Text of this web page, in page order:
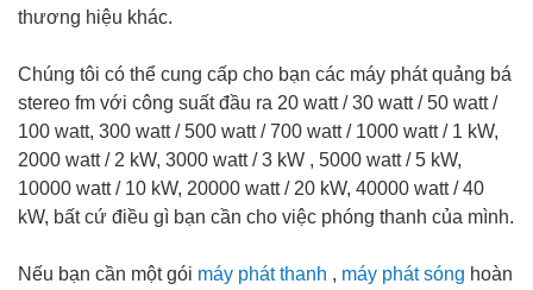
thương hiệu khác.
Chúng tôi có thể cung cấp cho bạn các máy phát quảng bá
stereo fm với công suất đầu ra 20 watt / 30 watt / 50 watt /
100 watt, 300 watt / 500 watt / 700 watt / 1000 watt / 1 kW,
2000 watt / 2 kW, 3000 watt / 3 kW , 5000 watt / 5 kW,
10000 watt / 10 kW, 20000 watt / 20 kW, 40000 watt / 40
kW, bất cứ điều gì bạn cần cho việc phóng thanh của mình.
Nếu bạn cần một gói máy phát thanh , máy phát sóng hoàn